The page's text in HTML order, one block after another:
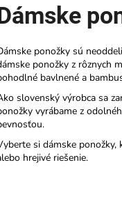
ponožky sú
ponožky z rôznych
bavlnené a
slovenský výrobca sa
vyrábame z
si dámske
hrejivé riešenie.